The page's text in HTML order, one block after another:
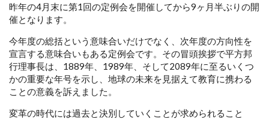
昨年の4月末に第1回の定例会を開催してから9ヶ月半ぶりの開
催となります。
今年度の総括という意味合いだけでなく、次年度の方向性を
宣言する意味合いもある定例会です。その冒頭挨拶で平方邦
行理事長は、1889年、1989年、そして2089年に至るいくつ
かの重要な年号を示し、地球の未来を見据えて教育に携わる
ことの意義を訴えました。
変革の時代には過去と決別していくことが求められること